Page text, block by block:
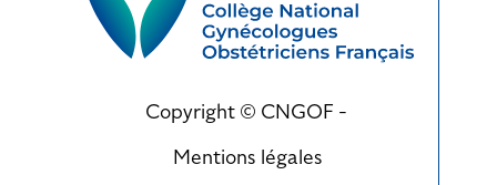
Copyright © CNGOF -
Mentions légales